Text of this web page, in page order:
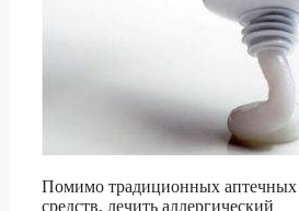
Помимо традиционных аптечных
средств, лечить аллергический